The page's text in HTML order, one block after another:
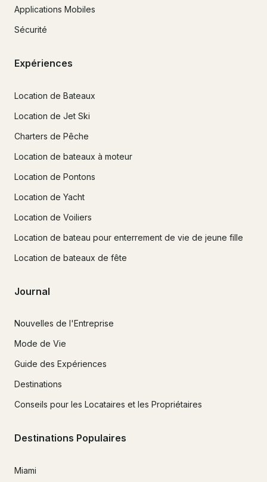
Applications Mobiles
Sécurité
Expériences
Location de Bateaux
Location de Jet Ski
Charters de Pêche
Location de bateaux à moteur
Location de Pontons
Location de Yacht
Location de Voiliers
Location de bateau pour enterrement de vie de jeune fille
Location de bateaux de fête
Journal
Nouvelles de l'Entreprise
Mode de Vie
Guide des Expériences
Destinations
Conseils pour les Locataires et les Propriétaires
Destinations Populaires
Miami